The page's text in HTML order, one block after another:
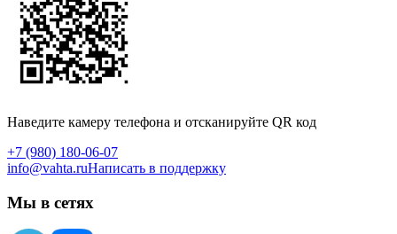
Наведите камеру телефона и отсканируйте QR код
+7 (980) 180-06-07
info@vahta.ruНаписать в поддержку
Мы в сетях